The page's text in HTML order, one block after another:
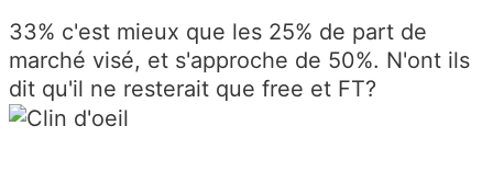
33% c'est mieux que les 25% de part de
marché visé, et s'approche de 50%. N'ont ils
dit qu'il ne resterait que free et FT?